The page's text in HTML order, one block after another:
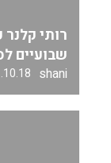
רותי קלנר
שבועיים
shani